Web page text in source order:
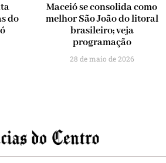
do
Maceió se consolida como
melhor São João do litoral
brasileiro; veja
programação
28 de maio de 2026